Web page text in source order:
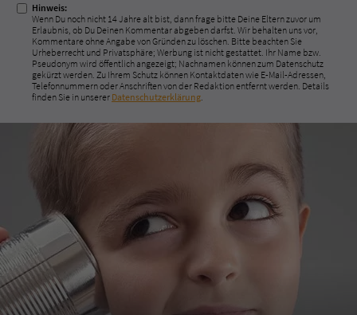
Hinweis:
Wenn Du noch nicht 14 Jahre alt bist, dann frage bitte Deine Eltern zuvor um
Erlaubnis, ob Du Deinen Kommentar abgeben darfst. Wir behalten uns vor,
Kommentare ohne Angabe von Gründen zu löschen. Bitte beachten Sie
Urheberrecht und Privatsphäre; Werbung ist nicht gestattet. Ihr Name bzw.
Pseudonym wird öffentlich angezeigt; Nachnamen können zum Datenschutz
gekürzt werden. Zu Ihrem Schutz können Kontaktdaten wie E-Mail-Adressen,
Telefonnummern oder Anschriften von der Redaktion entfernt werden. Details
finden Sie in unserer Datenschutzerklärung